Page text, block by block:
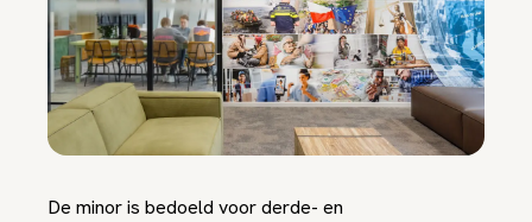
De minor is bedoeld voor derde- en